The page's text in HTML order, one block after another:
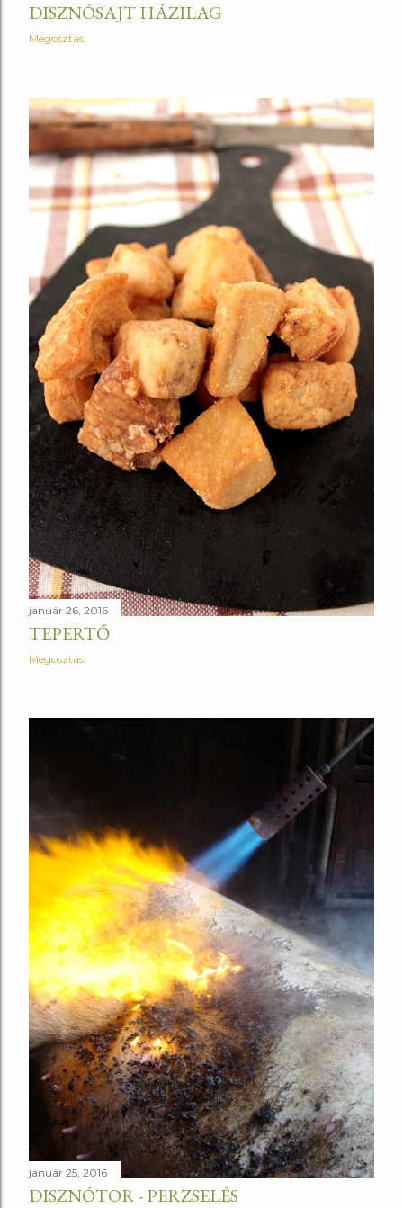
DISZNÓSAJT HÁZILAG
Megosztás
január 26, 2016
TEPERTŐ
Megosztás
január 25, 2016
DISZNÓTOR - PERZSELÉS